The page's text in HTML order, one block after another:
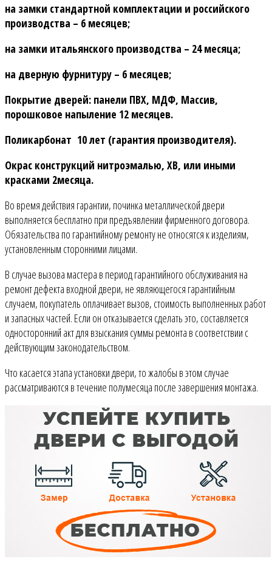
на замки стандартной комплектации и российского
производства – 6 месяцев;
на замки итальянского производства – 24 месяца;
на дверную фурнитуру – 6 месяцев;
Покрытие дверей: панели ПВХ, МДФ, Массив,
порошковое напыление 12 месяцев.
Поликарбонат 10 лет (гарантия производителя).
Окрас конструкций нитроэмалью, ХВ, или иными
красками 2месяца.
Во время действия гарантии, починка металлической двери
выполняется бесплатно при предъявлении фирменного договора.
Обязательства по гарантийному ремонту не относятся к изделиям,
установленным сторонними лицами.
В случае вызова мастера в период гарантийного обслуживания на
ремонт дефекта входной двери, не являющегося гарантийным
случаем, покупатель оплачивает вызов, стоимость выполненных работ
и запасных частей. Если он отказывается сделать это, составляется
односторонний акт для взыскания суммы ремонта в соответствии с
действующим законодательством.
Что касается этапа установки двери, то жалобы в этом случае
рассматриваются в течение полумесяца после завершения монтажа.